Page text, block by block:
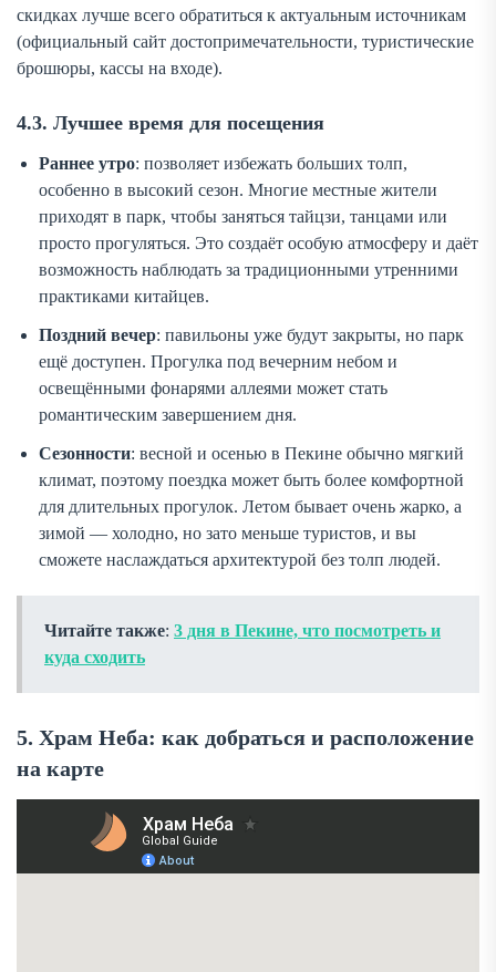
скидках лучше всего обратиться к актуальным источникам
(официальный сайт достопримечательности, туристические
брошюры, кассы на входе).
4.3. Лучшее время для посещения
Раннее утро: позволяет избежать больших толп,
особенно в высокий сезон. Многие местные жители
приходят в парк, чтобы заняться тайцзи, танцами или
просто прогуляться. Это создаёт особую атмосферу и даёт
возможность наблюдать за традиционными утренними
практиками китайцев.
Поздний вечер: павильоны уже будут закрыты, но парк
ещё доступен. Прогулка под вечерним небом и
освещёнными фонарями аллеями может стать
романтическим завершением дня.
Сезонности: весной и осенью в Пекине обычно мягкий
климат, поэтому поездка может быть более комфортной
для длительных прогулок. Летом бывает очень жарко, а
зимой — холодно, но зато меньше туристов, и вы
сможете наслаждаться архитектурой без толп людей.
Читайте также: 3 дня в Пекине, что посмотреть и
куда сходить
5. Храм Неба: как добраться и расположение
на карте